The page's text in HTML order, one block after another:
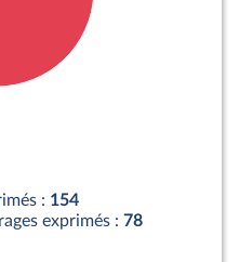
députés
: 154
exprimés : 78